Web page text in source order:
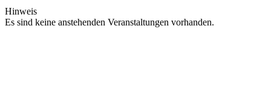
Hinweis
Es sind keine anstehenden Veranstaltungen vorhanden.